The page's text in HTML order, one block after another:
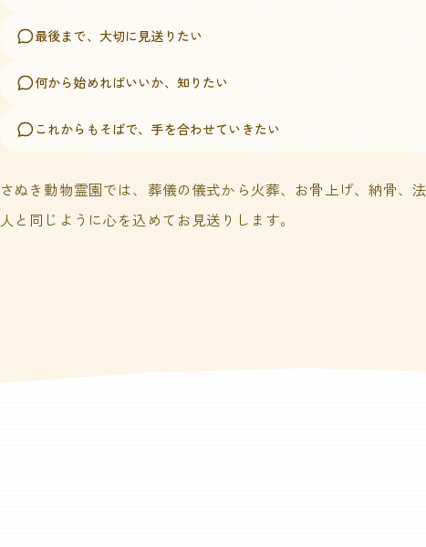
最後まで、大切に見送りたい
何から始めればいいか、知りたい
これからもそばで、手を合わせていきたい
さぬき動物霊園では、葬儀の儀式から火葬、お骨上げ、納骨、法
人と同じように心を込めてお見送りします。